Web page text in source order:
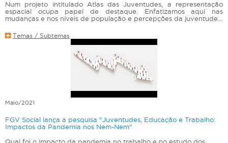
Num projeto intitulado Atlas das Juventudes, a representação
espacial ocupa papel de destaque. Enfatizamos aqui nas
mudanças e nos níveis de população e percepções da juventude...
Temas / Subtemas
Maio/2021
FGV Social lança a pesquisa "Juventudes, Educação e Trabalho:
Impactos da Pandemia nos Nem-Nem"
Qual foi o impacto da pandemia no trabalho e no estudo dos